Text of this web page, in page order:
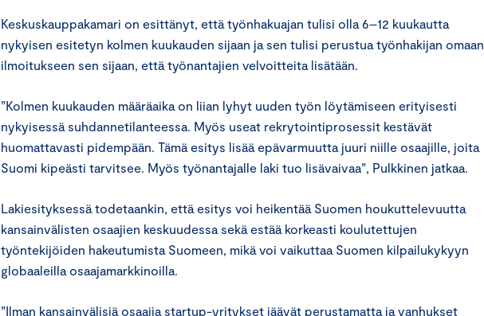
Keskuskauppakamari on esittänyt, että työnhakuajan tulisi olla 6–12 kuukautta
nykyisen esitetyn kolmen kuukauden sijaan ja sen tulisi perustua työnhakijan omaan
ilmoitukseen sen sijaan, että työnantajien velvoitteita lisätään.
”Kolmen kuukauden määräaika on liian lyhyt uuden työn löytämiseen erityisesti
nykyisessä suhdannetilanteessa. Myös useat rekrytointiprosessit kestävät
huomattavasti pidempään. Tämä esitys lisää epävarmuutta juuri niille osaajille, joita
Suomi kipeästi tarvitsee. Myös työnantajalle laki tuo lisävaivaa”, Pulkkinen jatkaa.
Lakiesityksessä todetaankin, että esitys voi heikentää Suomen houkuttelevuutta
kansainvälisten osaajien keskuudessa sekä estää korkeasti koulutettujen
työntekijöiden hakeutumista Suomeen, mikä voi vaikuttaa Suomen kilpailukykyyn
globaaleilla osaajamarkkinoilla.
”Ilman kansainvälisiä osaajia startup-yritykset jäävät perustamatta ja vanhukset